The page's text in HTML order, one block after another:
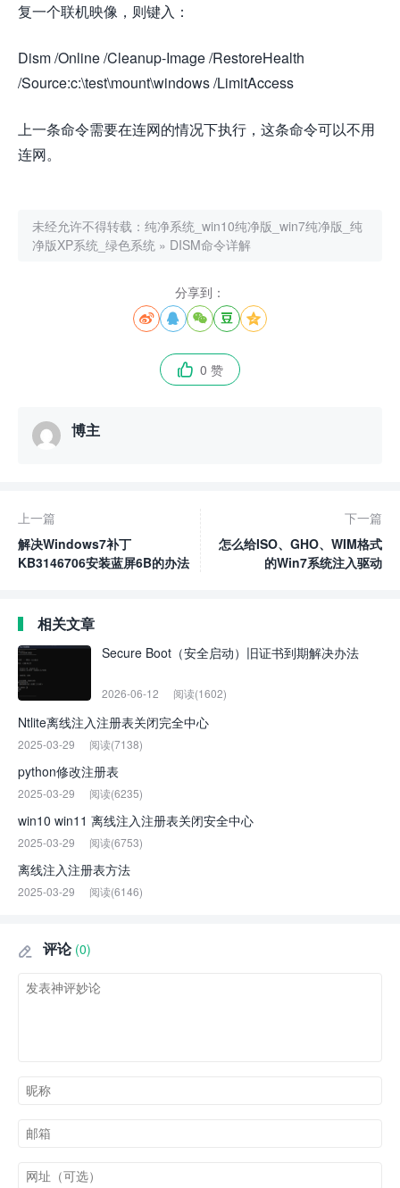
复一个联机映像，则键入：
Dism /Online /Cleanup-Image /RestoreHealth
/Source:c:\test\mount\windows /LimitAccess
上一条命令需要在连网的情况下执行，这条命令可以不用
连网。
未经允许不得转载： 纯净系统_win10纯净版_win7纯净版_纯
净版XP系统_绿色系统 » DISM命令详解
分享到：
    
 0 赞
博主
上一篇
解决Windows7补丁
KB3146706安装蓝屏6B的办法
下一篇
怎么给ISO、GHO、WIM格式
的Win7系统注入驱动
相关文章
Secure Boot（安全启动）旧证书到期解决办法
2026-06-12 阅读(1602)
Ntlite离线注入注册表关闭完全中心
2025-03-29 阅读(7138)
python修改注册表
2025-03-29 阅读(6235)
win10 win11 离线注入注册表关闭安全中心
2025-03-29 阅读(6753)
离线注入注册表方法
2025-03-29 阅读(6146)
 评论 (0)